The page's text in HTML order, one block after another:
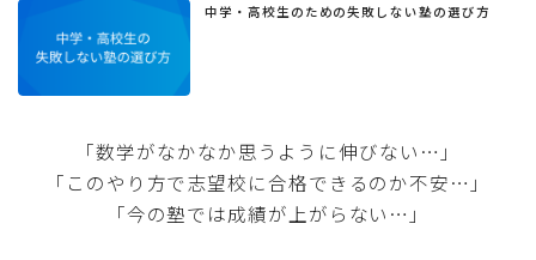
中学・高校生のための失敗しない塾の選び方
「数学がなかなか思うように伸びない…」
「このやり方で志望校に合格できるのか不安…」
「今の塾では成績が上がらない…」